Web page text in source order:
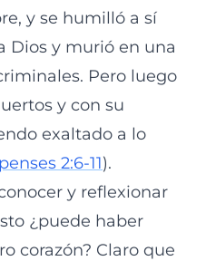
y se humilló a sí
Dios y murió en una
Pero luego
y con su
exaltado a lo
2:6-11).
y reflexionar
¿puede haber
corazón? Claro que